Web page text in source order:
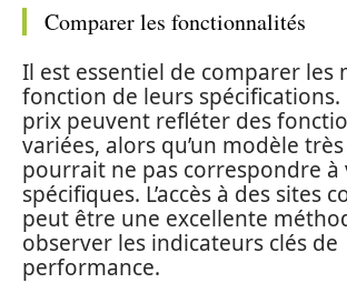
Comparer les fonctionnalités
Il est essentiel de comparer les
fonction de leurs
prix peuvent refléter des
variées, alors qu’un modèle
pourrait ne pas correspondre à
spécifiques. L’accès à des sites
peut être une excellente
observer les indicateurs clés de
performance.